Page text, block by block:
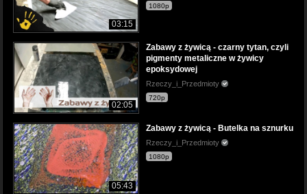
03:15
1080p
02:05
Zabawy z żywicą - czarny tytan, czyli
pigmenty metaliczne w żywicy
epoksydowej
Rzeczy_i_Przedmioty
720p
05:43
Zabawy z żywicą - Butelka na sznurku
Rzeczy_i_Przedmioty
1080p